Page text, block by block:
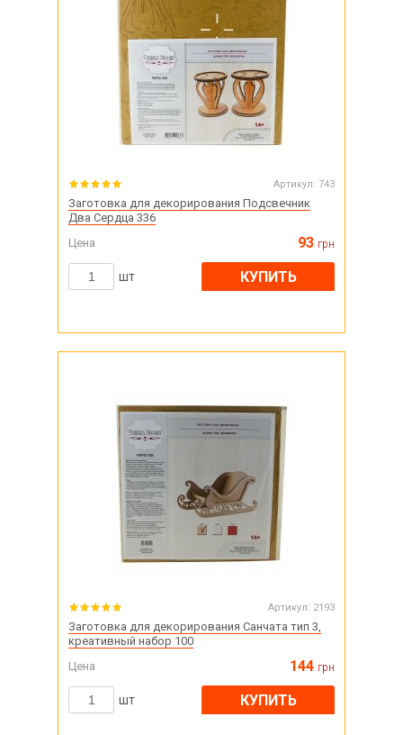
Артикул: 743
Заготовка для декорирования Подсвечник
Два Сердца 336
Цена
93 грн
шт КУПИТЬ
Артикул: 2193
Заготовка для декорирования Санчата тип 3,
креативный набор 100
Цена
144 грн
шт КУПИТЬ